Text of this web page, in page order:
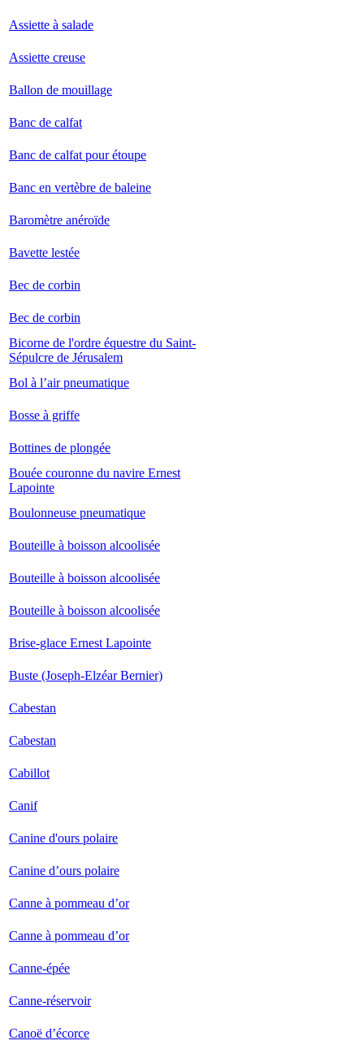
Assiette à salade
Assiette creuse
Ballon de mouillage
Banc de calfat
Banc de calfat pour étoupe
Banc en vertèbre de baleine
Baromètre anéroïde
Bavette lestée
Bec de corbin
Bec de corbin
Bicorne de l'ordre équestre du Saint-
Sépulcre de Jérusalem
Bol à l’air pneumatique
Bosse à griffe
Bottines de plongée
Bouée couronne du navire Ernest
Lapointe
Boulonneuse pneumatique
Bouteille à boisson alcoolisée
Bouteille à boisson alcoolisée
Bouteille à boisson alcoolisée
Brise-glace Ernest Lapointe
Buste (Joseph-Elzéar Bernier)
Cabestan
Cabestan
Cabillot
Canif
Canine d'ours polaire
Canine d’ours polaire
Canne à pommeau d’or
Canne à pommeau d’or
Canne-épée
Canne-réservoir
Canoë d’écorce